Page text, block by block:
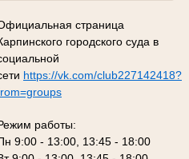
страница
городского суда в
https://vk.com/club227142418?
работы:
9:00 - 13:00, 13:45 - 18:00